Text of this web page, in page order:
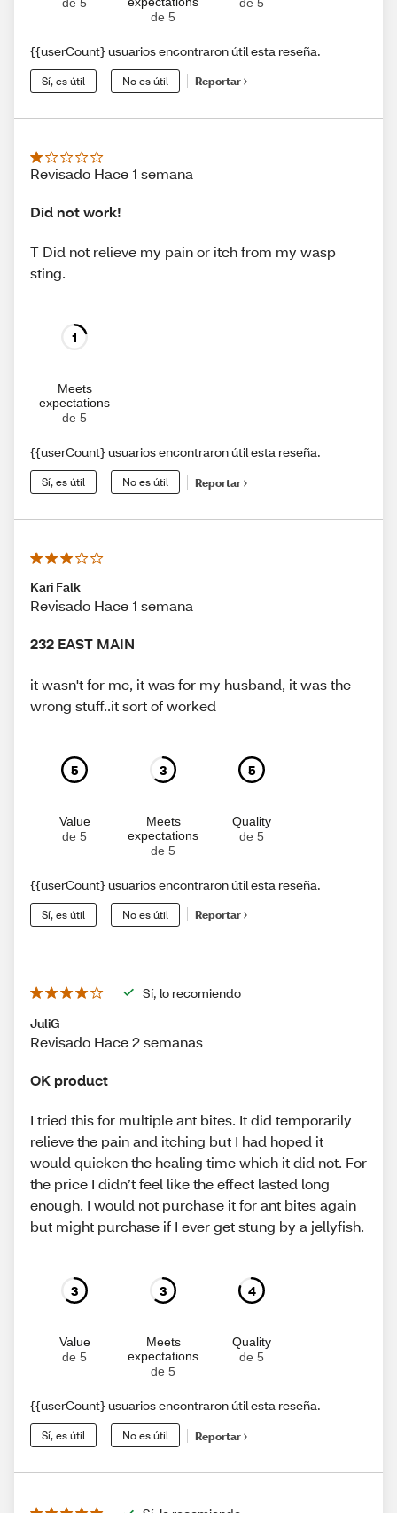
de 5
{{userCount} usuarios encontraron útil esta reseña.
Sí, es útil No es útil Reportar
Revisado Hace 1 semana
Did not work!
T Did not relieve my pain or itch from my wasp
sting.
1
Meets
expectations
de 5
{{userCount} usuarios encontraron útil esta reseña.
Sí, es útil No es útil Reportar
Kari Falk
Revisado Hace 1 semana
232 EAST MAIN
it wasn't for me, it was for my husband, it was the
wrong stuff..it sort of worked
5
Value
de 5
3
Meets
expectations
de 5
5
Quality
de 5
{{userCount} usuarios encontraron útil esta reseña.
Sí, es útil No es útil Reportar
Sí, lo recomiendo
JuliG
Revisado Hace 2 semanas
OK product
I tried this for multiple ant bites. It did temporarily
relieve the pain and itching but I had hoped it
would quicken the healing time which it did not. For
the price I didn’t feel like the effect lasted long
enough. I would not purchase it for ant bites again
but might purchase if I ever get stung by a jellyfish.
3
Value
de 5
3
Meets
expectations
de 5
4
Quality
de 5
{{userCount} usuarios encontraron útil esta reseña.
Sí, es útil No es útil Reportar